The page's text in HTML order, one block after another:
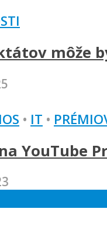
môže
IOS • IT •
YouTube